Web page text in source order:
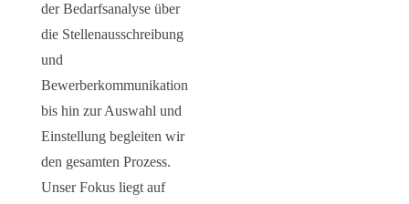
der Bedarfsanalyse über
die Stellenausschreibung
und
Bewerberkommunikation
bis hin zur Auswahl und
Einstellung begleiten wir
den gesamten Prozess.
Unser Fokus liegt auf